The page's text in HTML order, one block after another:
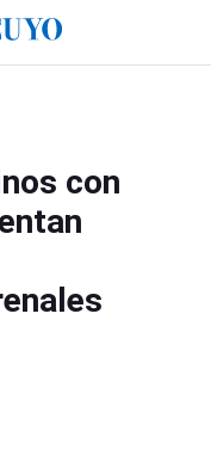
con